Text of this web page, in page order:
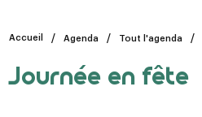
Accueil Agenda Tout l'agenda
Journée en fête